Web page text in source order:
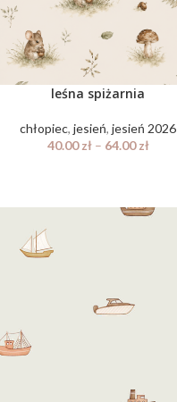
leśna spiżarnia
chłopiec, jesień, jesień 2026
40.00zł– 64.00zł